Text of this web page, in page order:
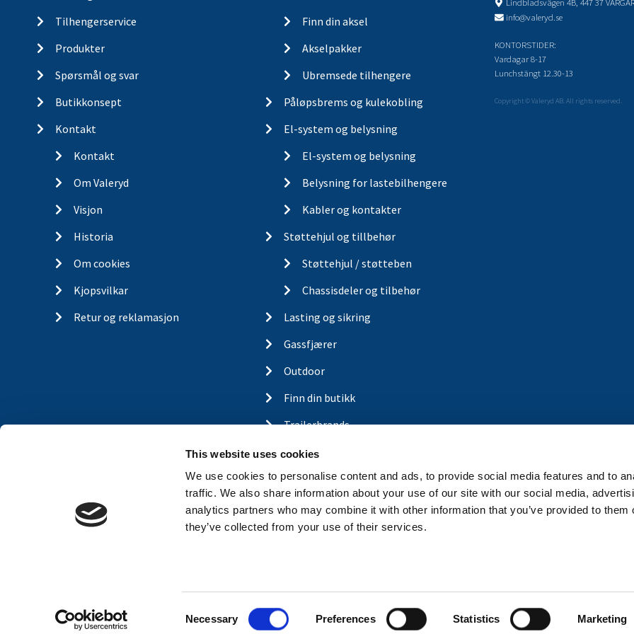
This website uses cookies
We use cookies to personalise content and ads, to provide social media features and to
traffic. We also share information about your use of our site with our social media,
analytics partners who may combine it with other information that you’ve provided to them
they’ve collected from your use of their services.
Necessary Preferences Statistics Marketing
Tilhengerservice
Produkter
Spørsmål og svar
Butikkonsept
Kontakt
Kontakt
Om Valeryd
Visjon
Historia
Om cookies
Kjopsvilkar
Retur og reklamasjon
Finn din aksel
Akselpakker
Ubremsede tilhengere
Påløpsbrems og kulekobling
El-system og belysning
El-system og belysning
Belysning for lastebilhengere
Kabler og kontakter
Støttehjul og tillbehør
Støttehjul / støtteben
Chassisdeler og tilbehør
Lasting og sikring
Gassfjærer
Outdoor
Finn din butikk
Trailerbrands
Nyheter
Lindbladsvägen 4B, 447 37
info@valeryd.se
KONTORSTIDER:
Vardagar 8-17
Lunchstängt 12.30-13
Copyright © Valeryd AB. All rights reserved.